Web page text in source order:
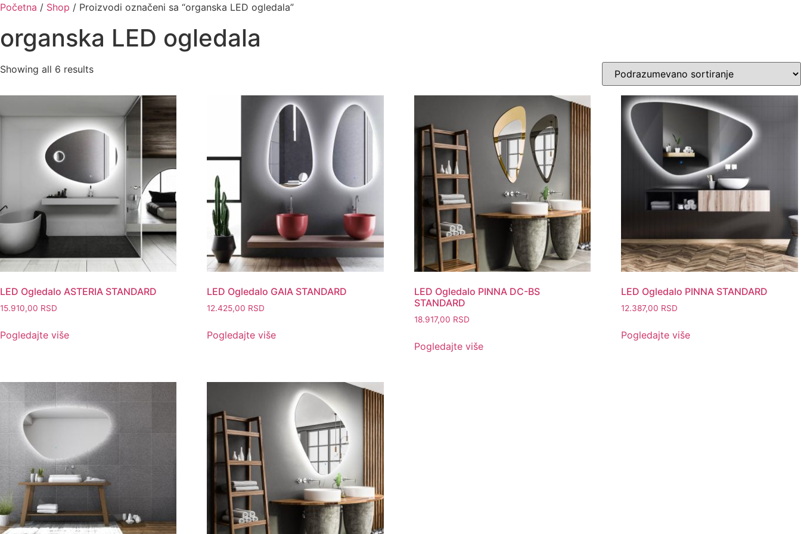
Skip
content
Početna / Shop / Proizvodi označeni sa “organska LED ogledala”
organska LED ogledala
Showing all 6 results
LED Ogledalo ASTERIA STANDARD
15.910,00 RSD
Pogledajte više
LED Ogledalo GAIA STANDARD
12.425,00 RSD
Pogledajte više
LED Ogledalo PINNA DC-BS
STANDARD
18.917,00 RSD
Pogledajte više
LED Ogledalo PINNA STANDARD
12.387,00 RSD
Pogledajte više